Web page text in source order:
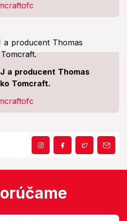
a producent Thomas
Tomcraft.